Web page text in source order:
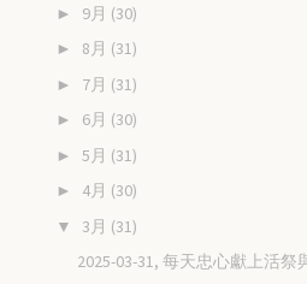
► 9月 (30)
► 8月 (31)
► 7月 (31)
► 6月 (30)
► 5月 (31)
► 4月 (30)
▼ 3月 (31)
2025-03-31, 每天忠心獻上活祭